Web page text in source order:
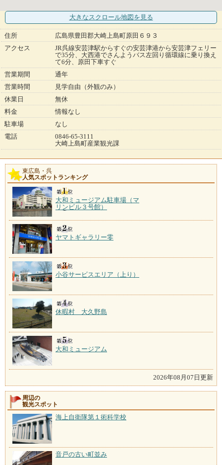
大きなスクロール地図 を見る
住所
広島県豊田郡大崎上島町原田６９３
アクセス
JR呉線安芸津駅からすぐの安芸津港から安芸津フェリー
で35分、大西港でさんようバス左回り循環線に乗り換え
て6分、原田下車すぐ
営業期間
通年
営業時間
見学自由（外観のみ）
休業日
無休
料金
情報なし
駐車場
なし
電話
0846-65-3111
大崎上島町産業観光課
東広島・呉
人気スポットランキング
大和ミュージアム駐車場（マ
リンビル３号館）
ヤマトギャラリー零
小谷サービスエリア（上り）
休暇村 大久野島
大和ミュージアム
2026年08月07日更新
周辺の
観光スポット
海上自衛隊第１術科学校
音戸の古い町並み